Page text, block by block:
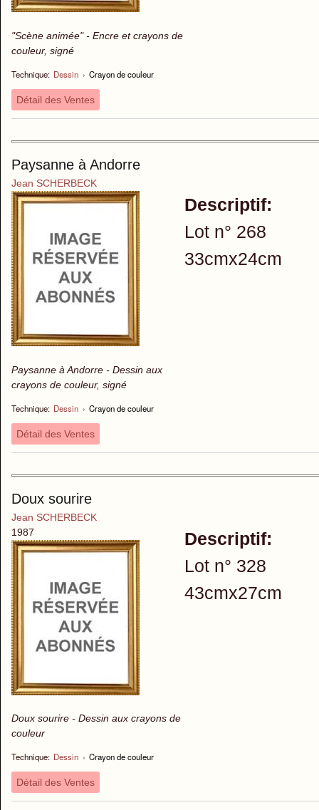
"Scène animée" - Encre et crayons de
couleur, signé
Technique: Dessin › Crayon de couleur
Détail des Ventes
Paysanne à Andorre
Jean SCHERBECK
Paysanne à Andorre - Dessin aux
crayons de couleur, signé
Technique: Dessin › Crayon de couleur
Descriptif:
Lot n° 268
33cmx24cm
Détail des Ventes
Doux sourire
Jean SCHERBECK
1987
Doux sourire - Dessin aux crayons de
couleur
Technique: Dessin › Crayon de couleur
Descriptif:
Lot n° 328
43cmx27cm
Détail des Ventes